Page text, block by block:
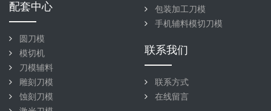
包装加工刀模
手机辅料模切刀模
配套中心
圆刀模
模切机
刀模辅料
雕刻刀模
蚀刻刀模
联系我们
联系方式
在线留言